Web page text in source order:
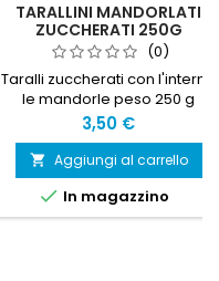
TARALLINI MANDORLATI
ZUCCHERATI 250G
(0)
Taralli zuccherati con l'interno
le mandorle peso 250 g
Prezzo
3,50 €
 Aggiungi al carrello
 In magazzino